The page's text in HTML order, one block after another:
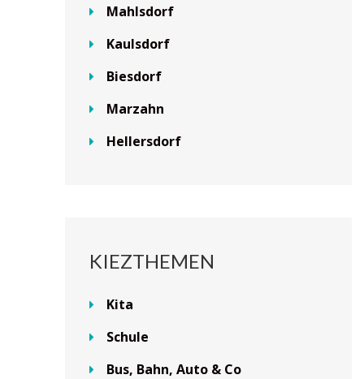
Mahlsdorf
Kaulsdorf
Biesdorf
Marzahn
Hellersdorf
KIEZTHEMEN
Kita
Schule
Bus, Bahn, Auto & Co